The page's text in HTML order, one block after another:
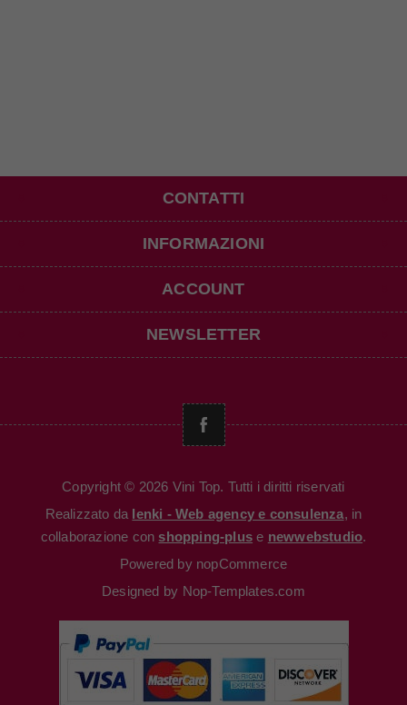
CONTATTI
INFORMAZIONI
ACCOUNT
NEWSLETTER
Copyright © 2026 Vini Top. Tutti i diritti riservati
Realizzato da Ienki - Web agency e consulenza, in
collaborazione con shopping-plus e newwebstudio.
Powered by nopCommerce
Designed by Nop-Templates.com